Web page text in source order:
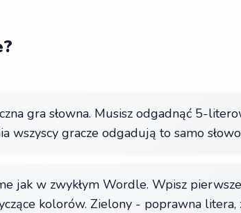
gra słowna. Musisz odgadnąć 5-
wszyscy gracze odgadują to samo
jak w zwykłym Wordle. Wpisz
kolorów. Zielony - poprawna litera,